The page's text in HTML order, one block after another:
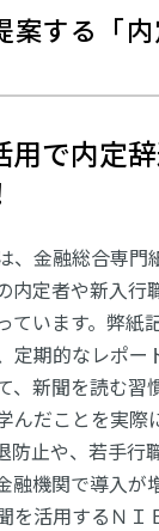
案する「
で内定
、金融総合専門
内定者や新入行
ています。弊紙
定期的なレポー
、新聞を読む習
んだことを実際
防止や、若手行
融機関で導入が
を活用するＮ